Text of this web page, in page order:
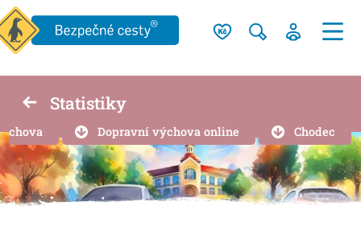
Statistiky
Dopravní výchova online Chodec